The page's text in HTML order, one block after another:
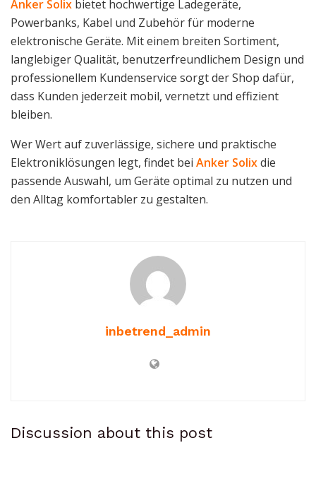
Anker Solix bietet hochwertige Ladegeräte,
Powerbanks, Kabel und Zubehör für moderne
elektronische Geräte. Mit einem breiten Sortiment,
langlebiger Qualität, benutzerfreundlichem Design und
professionellem Kundenservice sorgt der Shop dafür,
dass Kunden jederzeit mobil, vernetzt und effizient
bleiben.
Wer Wert auf zuverlässige, sichere und praktische
Elektroniklösungen legt, findet bei Anker Solixdie
passende Auswahl, um Geräte optimal zu nutzen und
den Alltag komfortabler zu gestalten.
inbetrend_admin
Discussion about this post